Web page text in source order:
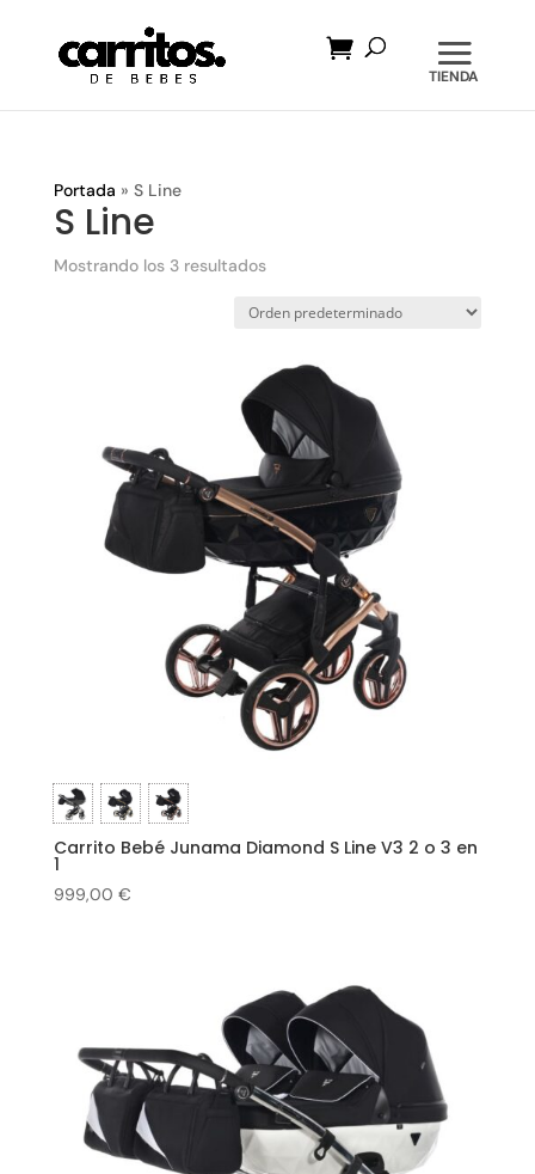
productos
Portada » S Line
S Line
Mostrando los 3 resultados
Carrito Bebé Junama Diamond S Line V3 2 o 3 en
1
999,00 €